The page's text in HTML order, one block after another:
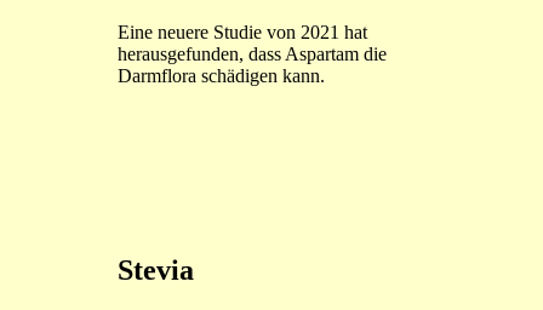
Eine neuere Studie von 2021 hat
herausgefunden, dass Aspartam die
Darmflora schädigen kann.
Stevia